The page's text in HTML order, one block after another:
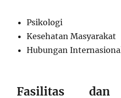
Psikologi
Kesehatan Masyarakat
Hubungan
Fasilitas dan